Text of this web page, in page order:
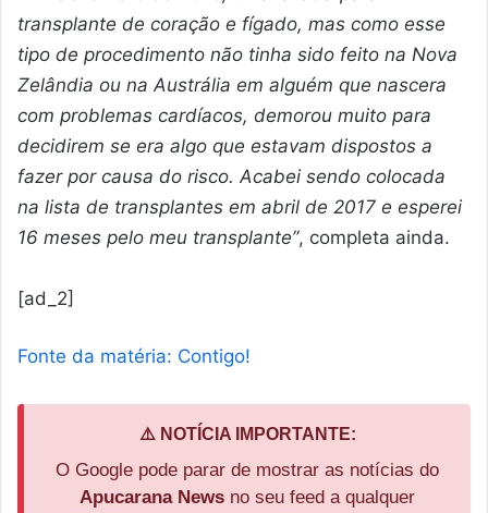
transplante de coração e fígado, mas como esse
tipo de procedimento não tinha sido feito na Nova
Zelândia ou na Austrália em alguém que nascera
com problemas cardíacos, demorou muito para
decidirem se era algo que estavam dispostos a
fazer por causa do risco. Acabei sendo colocada
na lista de transplantes em abril de 2017 e esperei
16 meses pelo meu transplante”, completa ainda.
[ad_2]
Fonte da matéria: Contigo!
⚠️ NOTÍCIA IMPORTANTE:
O Google pode parar de mostrar as notícias do
Apucarana News no seu feed a qualquer